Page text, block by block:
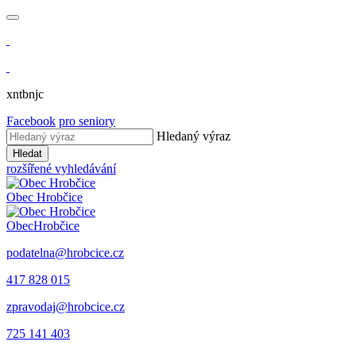
xntbnjc
Facebook pro seniory
Hledaný výraz
Hledat
rozšířené vyhledávání
Obec Hrobčice
ObecHrobčice
podatelna@hrobcice.cz
417 828 015
zpravodaj@hrobcice.cz
725 141 403